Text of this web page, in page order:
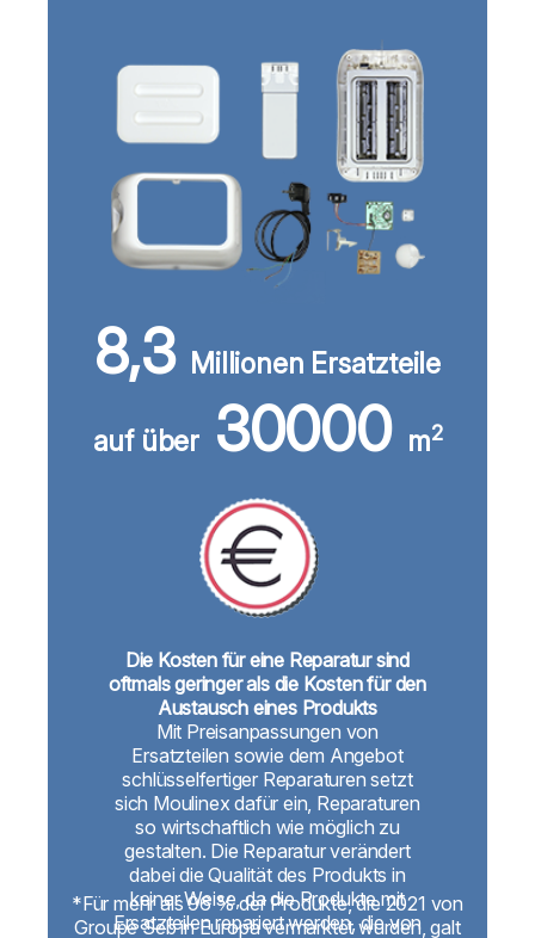
8,3 Millionen Ersatzteile
auf über 30000 m2
Die Kosten für eine Reparatur sind
oftmals geringer als die Kosten für den
Austausch eines Produkts
Mit Preisanpassungen von
Ersatzteilen sowie dem Angebot
schlüsselfertiger Reparaturen setzt
sich Moulinex dafür ein, Reparaturen
so wirtschaftlich wie möglich zu
gestalten. Die Reparatur verändert
dabei die Qualität des Produkts in
keiner Weise, da die Produkte mit
Ersatzteilen repariert werden, die von
*Für mehr als 96 % der Produkte, die 2021 von
Groupe Seb in Europa vermarktet wurden, galt